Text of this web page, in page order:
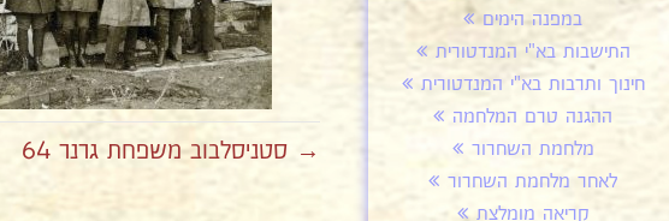
במפנה הימים
התישבות בא"י המנדטורית
חינוך ותרבות בא"י המנדטורית
ההגנה טרם המלחמה
מלחמת השחרור
לאחר מלחמת השחרור
קריאה מומלצת
→ סטניסלבוב משפחת גרנר 64